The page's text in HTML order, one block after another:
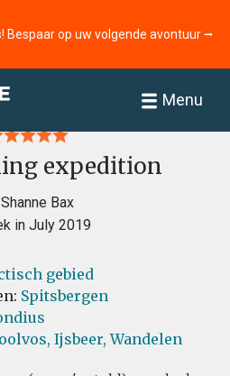
Bespaar op uw volgende avontuur ⭢
Menu
expedition
Bax
in July 2019
gebied
Spitsbergen
Ijsbeer, Wandelen